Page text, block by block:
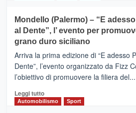
e
messaggi
di
CASTIGLIONE
DI
SICILIA
(Ct)
–
Il
Borgo
Gusto,
il
Mondello (Palermo) – “E
al Dente”, l’ evento per
grano duro siciliano
Arriva la prima edizione di “E adesso
Dente”, l’evento organizzato da Fizz
l’obiettivo di promuovere la filiera del...
Leggi tuttoLeggi
di
Automobilismo Sport